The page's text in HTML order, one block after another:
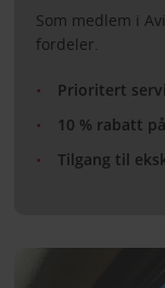
Som medlem i
fordeler.
Prioritert
10 % rabatt
Tilgang til